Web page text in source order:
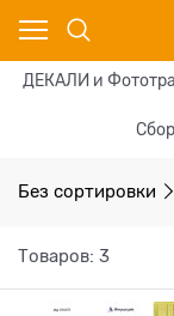
ДЕКАЛИ и
Без сортировки
Товаров: 3
Ваш город -
угадали?
ДА НЕТ